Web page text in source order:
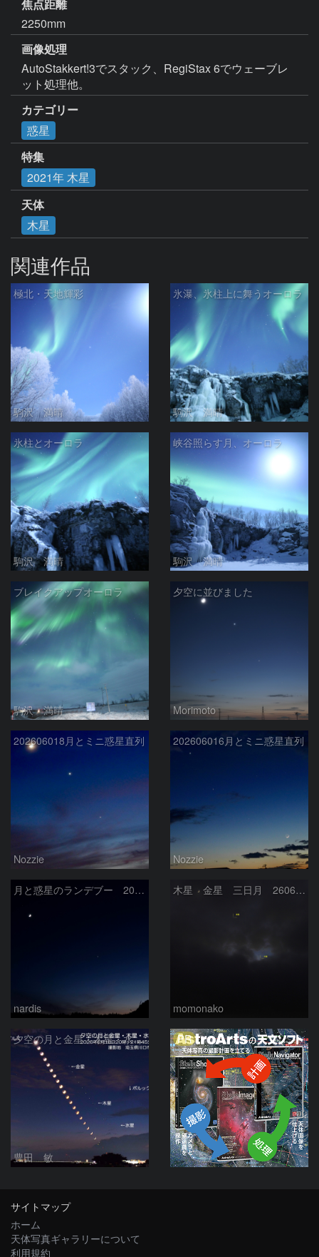
焦点距離
2250mm
画像処理
AutoStakkert!3でスタック、RegiStax 6でウェーブレ
ット処理他。
カテゴリー
惑星
特集
2021年 木星
天体
木星
関連作品
極北・天地輝彩
駒沢 満晴
氷瀑、氷柱上に舞うオーロラ
駒沢 満晴
氷柱とオーロラ
駒沢 満晴
峡谷照らす月、オーロラ
駒沢 満晴
ブレイクアップオーロラ
駒沢 満晴
夕空に並びました
Morimoto
202606018月とミニ惑星直列
Nozzie
202606016月とミニ惑星直列
Nozzie
月と惑星のランデブー 2026/06/19
nardis
木星 金星 三日月 260618
momonako
夕空の月と金星・木星・水星の接近 2026/6/18
豊田 敏
PR
サイトマップ
ホーム
天体写真ギャラリーについて
利用規約